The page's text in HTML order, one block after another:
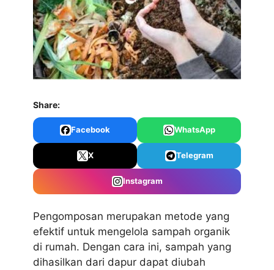
Share:
Facebook WhatsApp
X Telegram
Instagram
Pengomposan merupakan metode yang
efektif untuk mengelola sampah organik
di rumah. Dengan cara ini, sampah yang
dihasilkan dari dapur dapat diubah